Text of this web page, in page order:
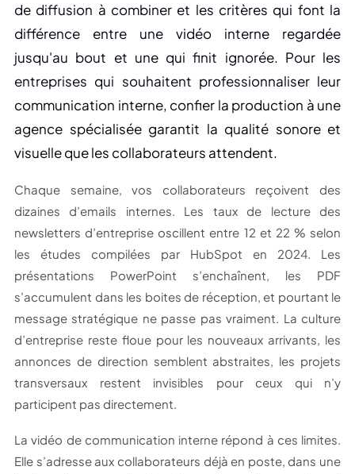
de diffusion à combiner et les critères qui font la
différence entre une vidéo interne regardée
jusqu'au bout et une qui finit ignorée. Pour les
entreprises qui souhaitent professionnaliser leur
communication interne, confier la production à une
agence spécialisée garantit la qualité sonore et
visuelle que les collaborateurs attendent.
Chaque semaine, vos collaborateurs reçoivent des
dizaines d’emails internes. Les taux de lecture des
newsletters d’entreprise oscillent entre 12 et 22 % selon
les études compilées par HubSpot en 2024. Les
présentations PowerPoint s’enchaînent, les PDF
s’accumulent dans les boites de réception, et pourtant le
message stratégique ne passe pas vraiment. La culture
d’entreprise reste floue pour les nouveaux arrivants, les
annonces de direction semblent abstraites, les projets
transversaux restent invisibles pour ceux qui n’y
participent pas directement.
La vidéo de communication interne répond à ces limites.
Elle s’adresse aux collaborateurs déjà en poste, dans une